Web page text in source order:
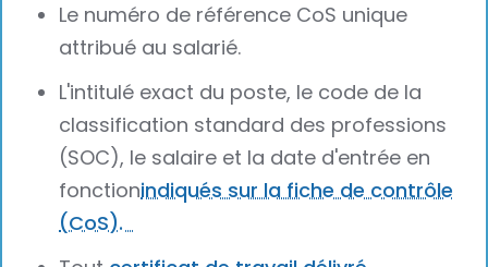
Le numéro de référence CoS unique
attribué au salarié.
L'intitulé exact du poste, le code de la
classification standard des professions
(SOC), le salaire et la date d'entrée en
fonctionindiqués sur la fiche de contrôle
(CoS).